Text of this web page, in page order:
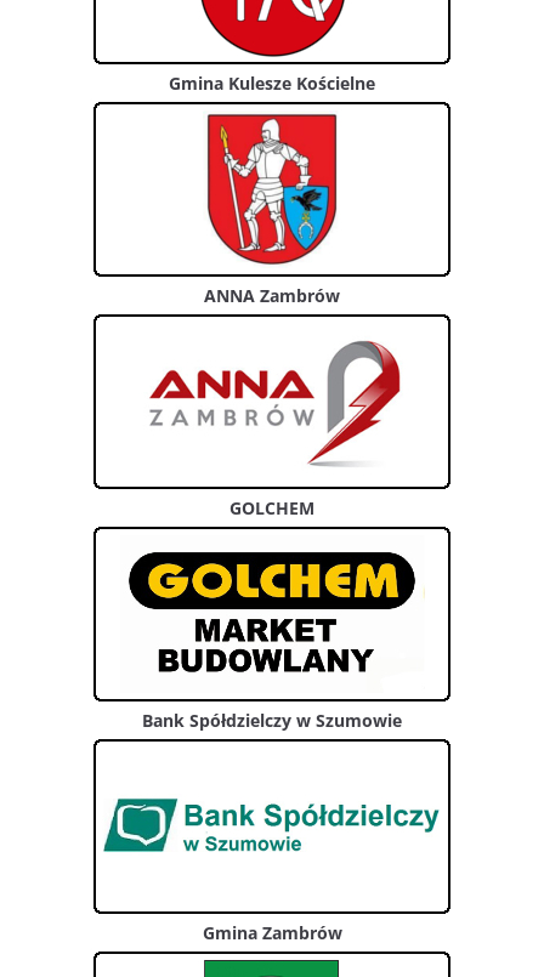
Gmina Kulesze Kościelne
ANNA Zambrów
GOLCHEM
Bank Spółdzielczy w Szumowie
Gmina Zambrów